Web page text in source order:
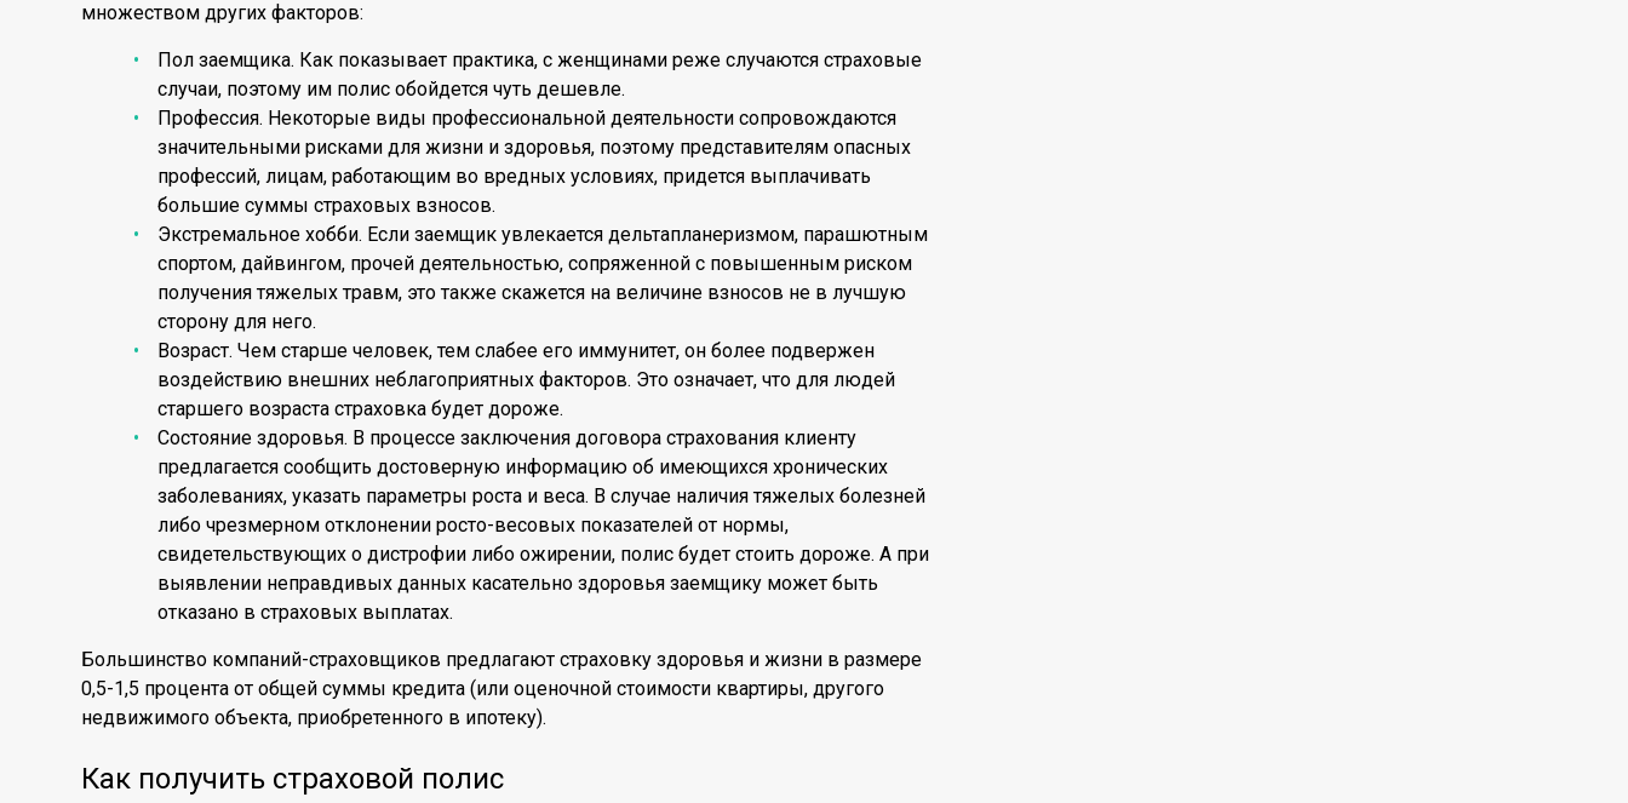
множеством других факторов:
Пол заемщика. Как показывает практика, с женщинами реже случаются страховые
случаи, поэтому им полис обойдется чуть дешевле.
Профессия. Некоторые виды профессиональной деятельности сопровождаются
значительными рисками для жизни и здоровья, поэтому представителям опасных
профессий, лицам, работающим во вредных условиях, придется выплачивать
большие суммы страховых взносов.
Экстремальное хобби. Если заемщик увлекается дельтапланеризмом, парашютным
спортом, дайвингом, прочей деятельностью, сопряженной с повышенным риском
получения тяжелых травм, это также скажется на величине взносов не в лучшую
сторону для него.
Возраст. Чем старше человек, тем слабее его иммунитет, он более подвержен
воздействию внешних неблагоприятных факторов. Это означает, что для людей
старшего возраста страховка будет дороже.
Состояние здоровья. В процессе заключения договора страхования клиенту
предлагается сообщить достоверную информацию об имеющихся хронических
заболеваниях, указать параметры роста и веса. В случае наличия тяжелых болезней
либо чрезмерном отклонении росто-весовых показателей от нормы,
свидетельствующих о дистрофии либо ожирении, полис будет стоить дороже. А при
выявлении неправдивых данных касательно здоровья заемщику может быть
отказано в страховых выплатах.
Большинство компаний-страховщиков предлагают страховку здоровья и жизни в размере
0,5-1,5 процента от общей суммы кредита (или оценочной стоимости квартиры, другого
недвижимого объекта, приобретенного в ипотеку).
Как получить страховой полис